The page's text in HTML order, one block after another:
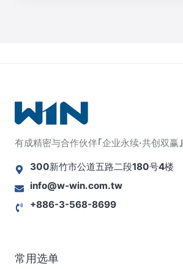
有成精密与合作伙伴｢企业永续·共创双赢｣
300新竹市公道五路二段180号4楼
info@w-win.com.tw
+886-3-568-8699
常用选单